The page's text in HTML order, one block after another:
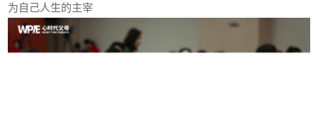
为自己人生的主宰